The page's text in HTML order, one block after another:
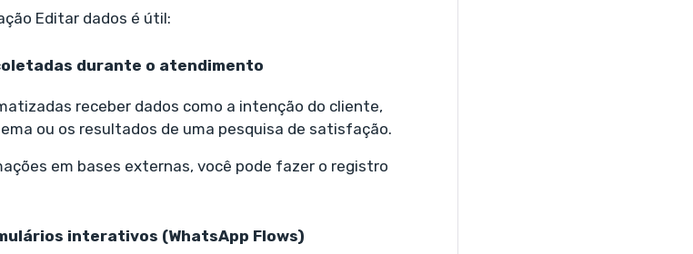
Editar dados é útil:
durante o atendimento
receber dados como a intenção do cliente,
ou os resultados de uma pesquisa de satisfação.
em bases externas, você pode fazer o registro
rios interativos (WhatsApp Flows)